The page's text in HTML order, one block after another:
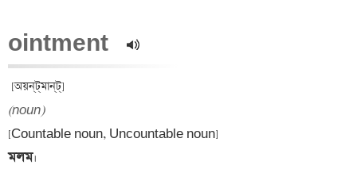
ointment
(noun)
মলম